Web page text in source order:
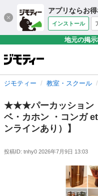
アプリならお
インストール
地元の掲
ジモティー 教室・スクール
★★★パーカッション
ベ・カホン ・コンガ
ンラインあり）】
投稿ID: tnhy0 2026年7月9日 13:03